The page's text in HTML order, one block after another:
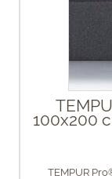
100x200
TEMPUR